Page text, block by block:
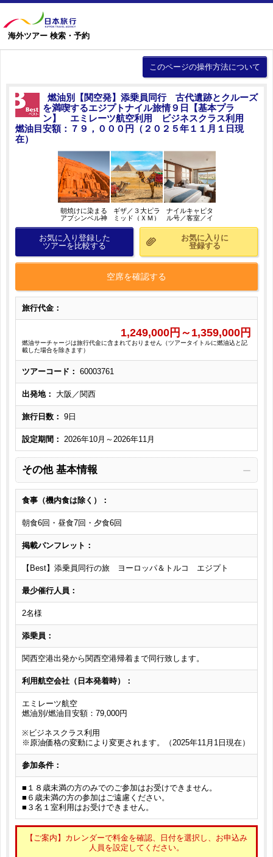
海外ツアー 検索・予約
このページの操作方法について
燃油別【関空発】添乗員同行 古代遺跡とクルーズ
を満喫するエジプトナイル旅情９日【基本プラ
ン】 エミレーツ航空利用 ビジネスクラス利用
燃油目安額：７９，０００円（２０２５年１１月１日現
在）
朝焼けに染まる
アブシンベル神
メージ
ギザ／３大ピラ
ミッド（ＸＭ）
ナイルキャピタ
ル号／客室／イ
お気に入り登録した
ツアーを比較する
お気に入りに
登録する
空席を確認する
旅行代金：
1,249,000 円～ 1,359,000 円
燃油サーチャージは旅行代金に含まれておりません（ツアータイトルに燃油込と記
載した場合を除きます）
ツアーコード： 60003761
出発地： 大阪／関西
旅行日数： 9日
設定期間： 2026年10月～2026年11月
その他 基本情報
食事（機内食は除く）：
朝食6回・昼食7回・夕食6回
掲載パンフレット：
【Best】添乗員同行の旅 ヨーロッパ＆トルコ エジプト
最少催行人員：
2名様
添乗員：
関西空港出発から関西空港帰着まで同行致します。
利用航空会社（日本発着時）：
エミレーツ航空
燃油別/燃油目安額：79,000円
※ビジネスクラス利用
※原油価格の変動により変更されます。（2025年11月1日現在）
参加条件：
■１８歳未満の方のみでのご参加はお受けできません。
■６歳未満の方の参加はご遠慮ください。
■３名１室利用はお受けできません。
【ご案内】カレンダーで料金を確認、日付を選択し、お申込み
人員を設定してください。